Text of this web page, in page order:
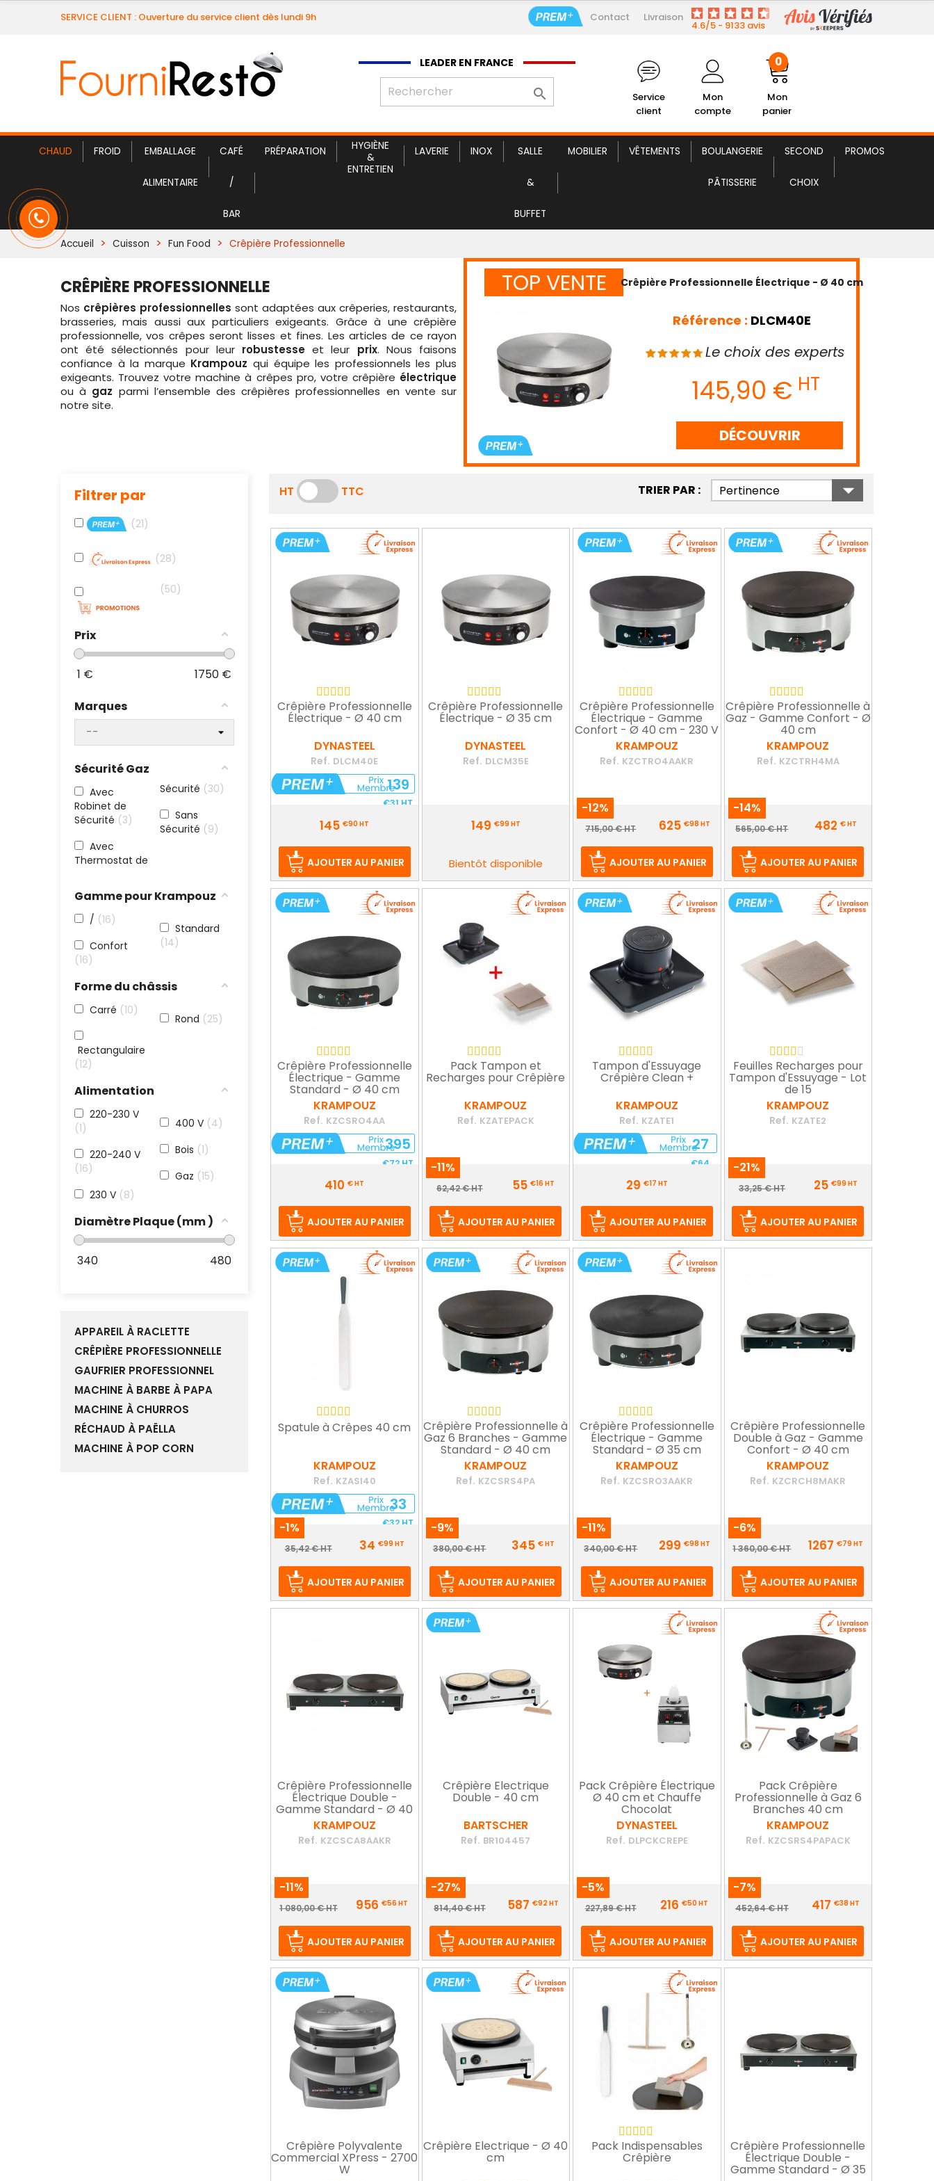
SERVICE CLIENT : Ouverture du service client dès lundi 9h Contact Livraison
4.6/5 - 9133 avis
LEADER EN FRANCE

Service
client
Mon
compte
Mon
panier
0
CHAUD FROID EMBALLAGE
ALIMENTAIRE
CAFÉ
/
BAR
PRÉPARATION
HYGIÈNE
&
ENTRETIEN
LAVERIE INOX SALLE
&
BUFFET
MOBILIER VÊTEMENTS BOULANGERIE
PÂTISSERIE
SECOND
CHOIX
PROMOS
Mon Compte Mon panier
0
Accueil Cuisson Fun Food Crêpière Professionnelle
CRÊPIÈRE PROFESSIONNELLE
Nos crêpières professionnelles sont adaptées aux crêperies, restaurants,
brasseries, mais aussi aux particuliers exigeants. Grâce à une crêpière
professionnelle, vos crêpes seront lisses et fines. Les articles de ce rayon
ont été sélectionnés pour leur robustesse et leur prix. Nous faisons
confiance à la marque Krampouz qui équipe les professionnels les plus
exigeants. Trouvez votre machine à crêpes pro, votre crêpière électrique
ou à gaz parmi l’ensemble des crêpières professionnelles en vente sur
notre site.
TOP VENTE Crêpière Professionnelle Électrique - Ø 40 cm
Référence : DLCM40E
Le choix des experts
145,90 € HT
DÉCOUVRIR
Filtrer par
21
28
50
Prix
1 € 1750 €
Marques
Sécurité Gaz
Avec
Robinet de
Sécurité
3
Avec
Thermostat de
Sécurité
30
Sans
Sécurité
9
Gamme pour Krampouz
/ 16
Confort
16
Standard
14
Forme du châssis
Carré 10
Rectangulaire
12
Rond 25
Alimentation
220-230 V
1
220-240 V
16
230 V 8
400 V 4
Bois 1
Gaz 15
Diamètre Plaque (mm )
340 480
APPAREIL À RACLETTE
CRÊPIÈRE PROFESSIONNELLE
GAUFRIER PROFESSIONNEL
MACHINE À BARBE À PAPA
MACHINE À CHURROS
RÉCHAUD À PAËLLA
MACHINE À POP CORN
HT TTC TRIER PAR : Pertinence 
Crêpière Professionnelle
Électrique - Ø 40 cm
DYNASTEEL
Ref. DLCM40E
139
€31 HT
145€90 HT
AJOUTER AU PANIER
Crêpière Professionnelle
Électrique - Ø 35 cm
DYNASTEEL
Ref. DLCM35E
149 €99 HT
Bientôt disponible
Crêpière Professionnelle
Électrique - Gamme
Confort - Ø 40 cm - 230 V
KRAMPOUZ
Ref. KZCTRO4AAKR
-12%
Prix
Prix
base
715,00 € HT 625 €98 HT
AJOUTER AU PANIER
Crêpière Professionnelle à
Gaz - Gamme Confort - Ø
40 cm
KRAMPOUZ
Ref. KZCTRH4MA
-14%
Prix
Prix
base
565,00 € HT 482 €HT
AJOUTER AU PANIER
Crêpière Professionnelle
Électrique - Gamme
Standard - Ø 40 cm
KRAMPOUZ
Ref. KZCSRO4AA
395
€72 HT
410€HT
AJOUTER AU PANIER
Pack Tampon et
Recharges pour Crêpière
KRAMPOUZ
Ref. KZATEPACK
-11%
Prix
Prix
base
62,42 € HT 55 €16 HT
AJOUTER AU PANIER
Tampon d'Essuyage
Crêpière Clean +
KRAMPOUZ
Ref. KZATE1
27
€64
29 €17 HT
AJOUTER AU PANIER
Feuilles Recharges pour
Tampon d'Essuyage - Lot
de 15
KRAMPOUZ
Ref. KZATE2
-21%
Prix
Prix
base
33,25 € HT 25 €99 HT
AJOUTER AU PANIER
Spatule à Crêpes 40 cm
KRAMPOUZ
Ref. KZASI40
33
€32 HT
-1%
Prix
Prix
base
35,42 € HT 34€99 HT
AJOUTER AU PANIER
Crêpière Professionnelle à
Gaz 6 Branches - Gamme
Standard - Ø 40 cm
KRAMPOUZ
Ref. KZCSRS4PA
-9%
Prix
Prix
base
380,00 € HT 345€HT
AJOUTER AU PANIER
Crêpière Professionnelle
Électrique - Gamme
Standard - Ø 35 cm
KRAMPOUZ
Ref. KZCSRO3AAKR
-11%
Prix
Prix
base
340,00 € HT 299 €98 HT
AJOUTER AU PANIER
Crêpière Professionnelle
Double à Gaz - Gamme
Confort - Ø 40 cm
KRAMPOUZ
Ref. KZCRCH8MAKR
-6%
Prix
Prix
base
1 360,00 € HT 1267 €79 HT
AJOUTER AU PANIER
Crêpière Professionnelle
Électrique Double -
Gamme Standard - Ø 40
cm
KRAMPOUZ
Ref. KZCSCA8AAKR
-11%
Prix
Prix
base
1 080,00 € HT 956€56 HT
AJOUTER AU PANIER
Crêpière Electrique
Double - 40 cm
BARTSCHER
Ref. BR104457
-27%
Prix
Prix
base
814,40 € HT 587€92HT
AJOUTER AU PANIER
Pack Crêpière Électrique
Ø 40 cm et Chauffe
Chocolat
DYNASTEEL
Ref. DLPCKCREPE
-5%
Prix
Prix
base
227,89 € HT 216€50 HT
AJOUTER AU PANIER
Pack Crêpière
Professionnelle à Gaz 6
Branches 40 cm
KRAMPOUZ
Ref. KZCSRS4PAPACK
-7%
Prix
Prix
base
452,64 € HT 417 €38 HT
AJOUTER AU PANIER
Crêpière Polyvalente
Commercial XPress - 2700
W
Crêpière Electrique - Ø 40
cm
Pack Indispensables
Crêpière
Crêpière Professionnelle
Électrique Double -
Gamme Standard - Ø 35